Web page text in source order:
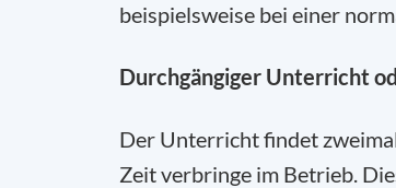
beispielsweise bei einer
Durchgängiger Unterricht
Der Unterricht findet
Zeit verbringe im Betrieb.